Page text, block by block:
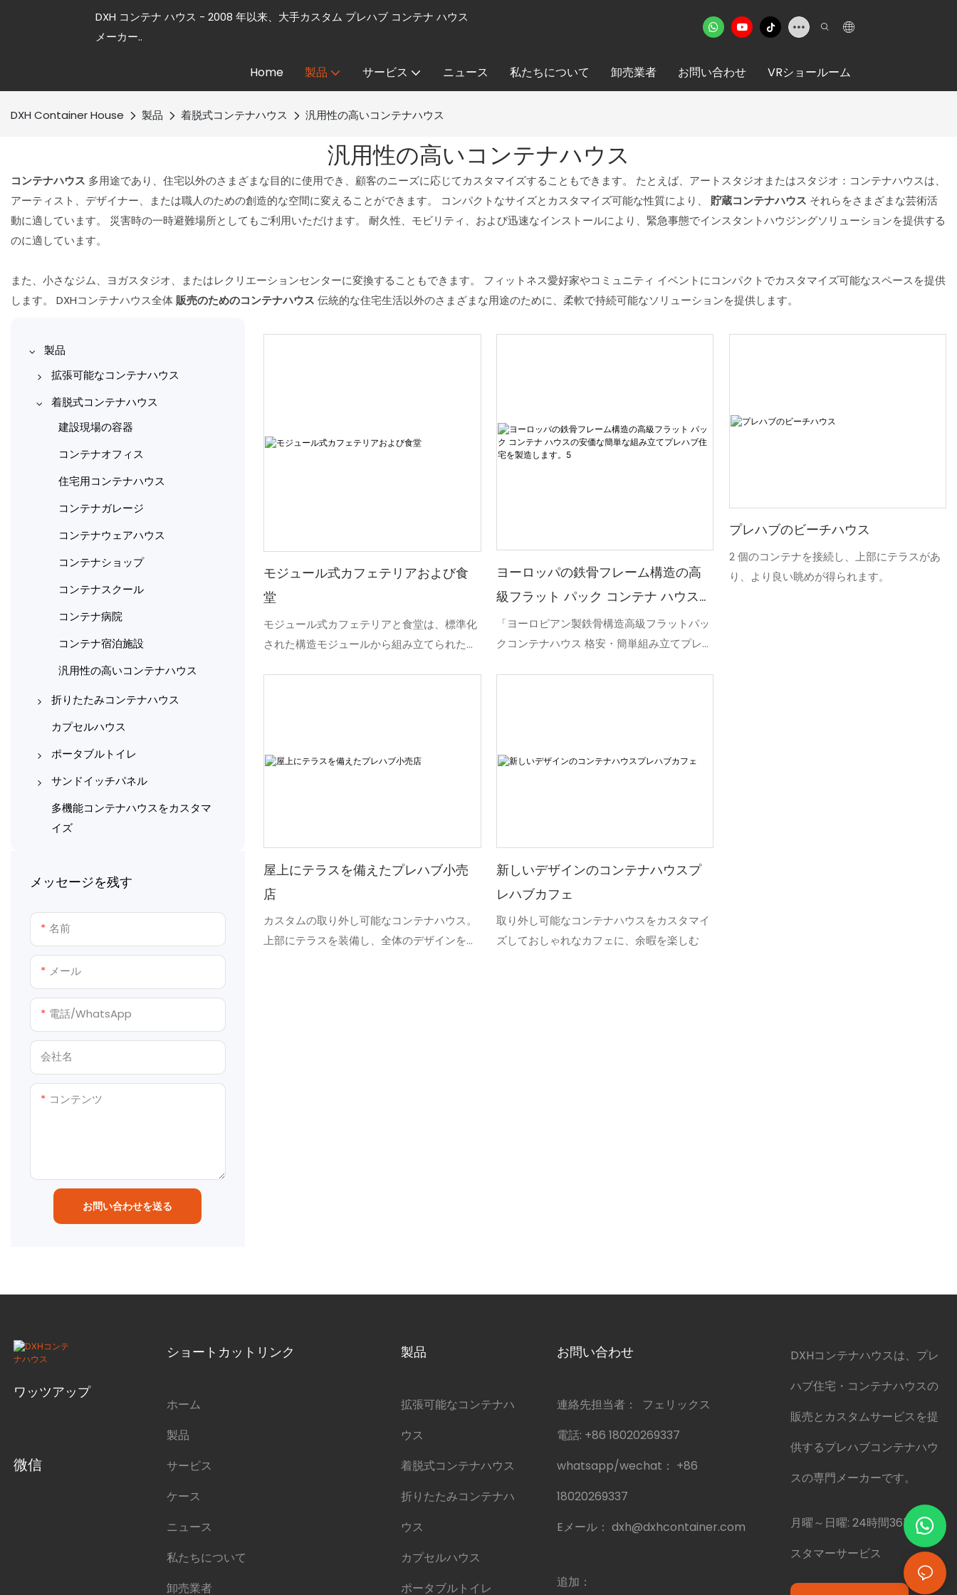
DXH コンテナ ハウス - 2008 年以来、大手カスタム プレハブ コンテナ ハウス
メーカー..
Home 製品 サービス ニュース 私たちについて 卸売業者 お問い合わせ VRショールーム
DXH Container House 製品 着脱式コンテナハウス 汎用性の高いコンテナハウス
汎用性の高いコンテナハウス
コンテナハウス 多用途であり、住宅以外のさまざまな目的に使用でき、顧客のニーズに応じてカスタマイズすることもできます。 たとえば、アートスタジオまたはスタジオ：コンテナハウスは、
アーティスト、デザイナー、または職人のための創造的な空間に変えることができます。 コンパクトなサイズとカスタマイズ可能な性質により、 貯蔵コンテナハウス それらをさまざまな芸術活
動に適しています。 災害時の一時避難場所としてもご利用いただけます。 耐久性、モビリティ、および迅速なインストールにより、緊急事態でインスタントハウジングソリューションを提供する
のに適しています。
また、小さなジム、ヨガスタジオ、またはレクリエーションセンターに変換することもできます。 フィットネス愛好家やコミュニティ イベントにコンパクトでカスタマイズ可能なスペースを提供
します。 DXHコンテナハウス全体 販売のためのコンテナハウス 伝統的な住宅生活以外のさまざまな用途のために、柔軟で持続可能なソリューションを提供します。
製品
拡張可能なコンテナハウス
10フィート拡張可能なコンテナ
ハウス
20フィートの拡張可能なコンテ
ナハウス
40フィートの拡張可能なコンテ
ナハウス
着脱式コンテナハウス
建設現場の容器
コンテナオフィス
住宅用コンテナハウス
コンテナガレージ
コンテナウェアハウス
コンテナショップ
コンテナスクール
コンテナ病院
コンテナ宿泊施設
汎用性の高いコンテナハウス
折りたたみコンテナハウス
X型折りたたみコンテナハウス
Z型折りたたみコンテナハウス
カプセルハウス
ポータブルトイレ
カラーコーティング鋼製ポータ
コンテナトイレとバスルーム
プレハブトイレとシャワーユニ
サンドイッチパネル
機械製サンドイッチパネル
手作りサンドイッチパネル
多機能コンテナハウスをカスタマ
イズ
メッセージを残す
名前
メール
電話/WhatsApp
会社名
コンテンツ
お問い合わせを送る
モジュール式カフェテリアおよび食
堂
モジュール式カフェテリアと食堂は、標準化
された構造モジュールから組み立てられた、
物と同等の耐久性と適合性を備えながら、時
スペースを分離するクロスプランまたはTプ
動線を維持しながら座席密度を最大限に高め
ています。構造フレームには、溶融亜鉛めっ
き鋼の柱と梁、カラーコーティングされたサ
ヨーロッパの鉄骨フレーム構造の高
級フラット パック コンテナ ハウスの
安価な簡単な組み立てプレハブ住宅
を製造します。5
「ヨーロピアン製鉄骨構造高級フラットパッ
クコンテナハウス 格安・簡単組み立てプレハ
な居住空間を提供します。
プレハブのビーチハウス
2 個のコンテナを接続し、上部にテラスがあ
り、より良い眺めが得られます。
屋上にテラスを備えたプレハブ小売
店
カスタムの取り外し可能なコンテナハウス。
上部にテラスを装備し、全体のデザインをよ
新しいデザインのコンテナハウスプ
レハブカフェ
取り外し可能なコンテナハウスをカスタマイ
ズしておしゃれなカフェに、余暇を楽しむ
ワッツアップ
微信
ショートカットリンク
ホーム
製品
サービス
ケース
ニュース
私たちについて
卸売業者
製品
拡張可能なコンテナハ
ウス
着脱式コンテナハウス
折りたたみコンテナハ
ウス
カプセルハウス
ポータブルトイレ
お問い合わせ
連絡先担当者： フェリックス
電話: +86 18020269337
whatsapp/wechat： +86
18020269337
Eメール： dxh@dxhcontainer.com
追加：
DXHコンテナハウスは、プレ
ハブ住宅・コンテナハウスの
販売とカスタムサービスを提
供するプレハブコンテナハウ
スの専門メーカーです。
月曜～日曜: 24時間365日カ
スタマーサービス